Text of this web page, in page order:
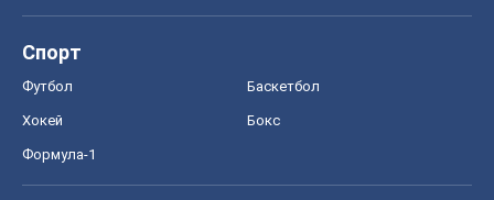
Спорт
Футбол Баскетбол
Хокей Бокс
Формула-1